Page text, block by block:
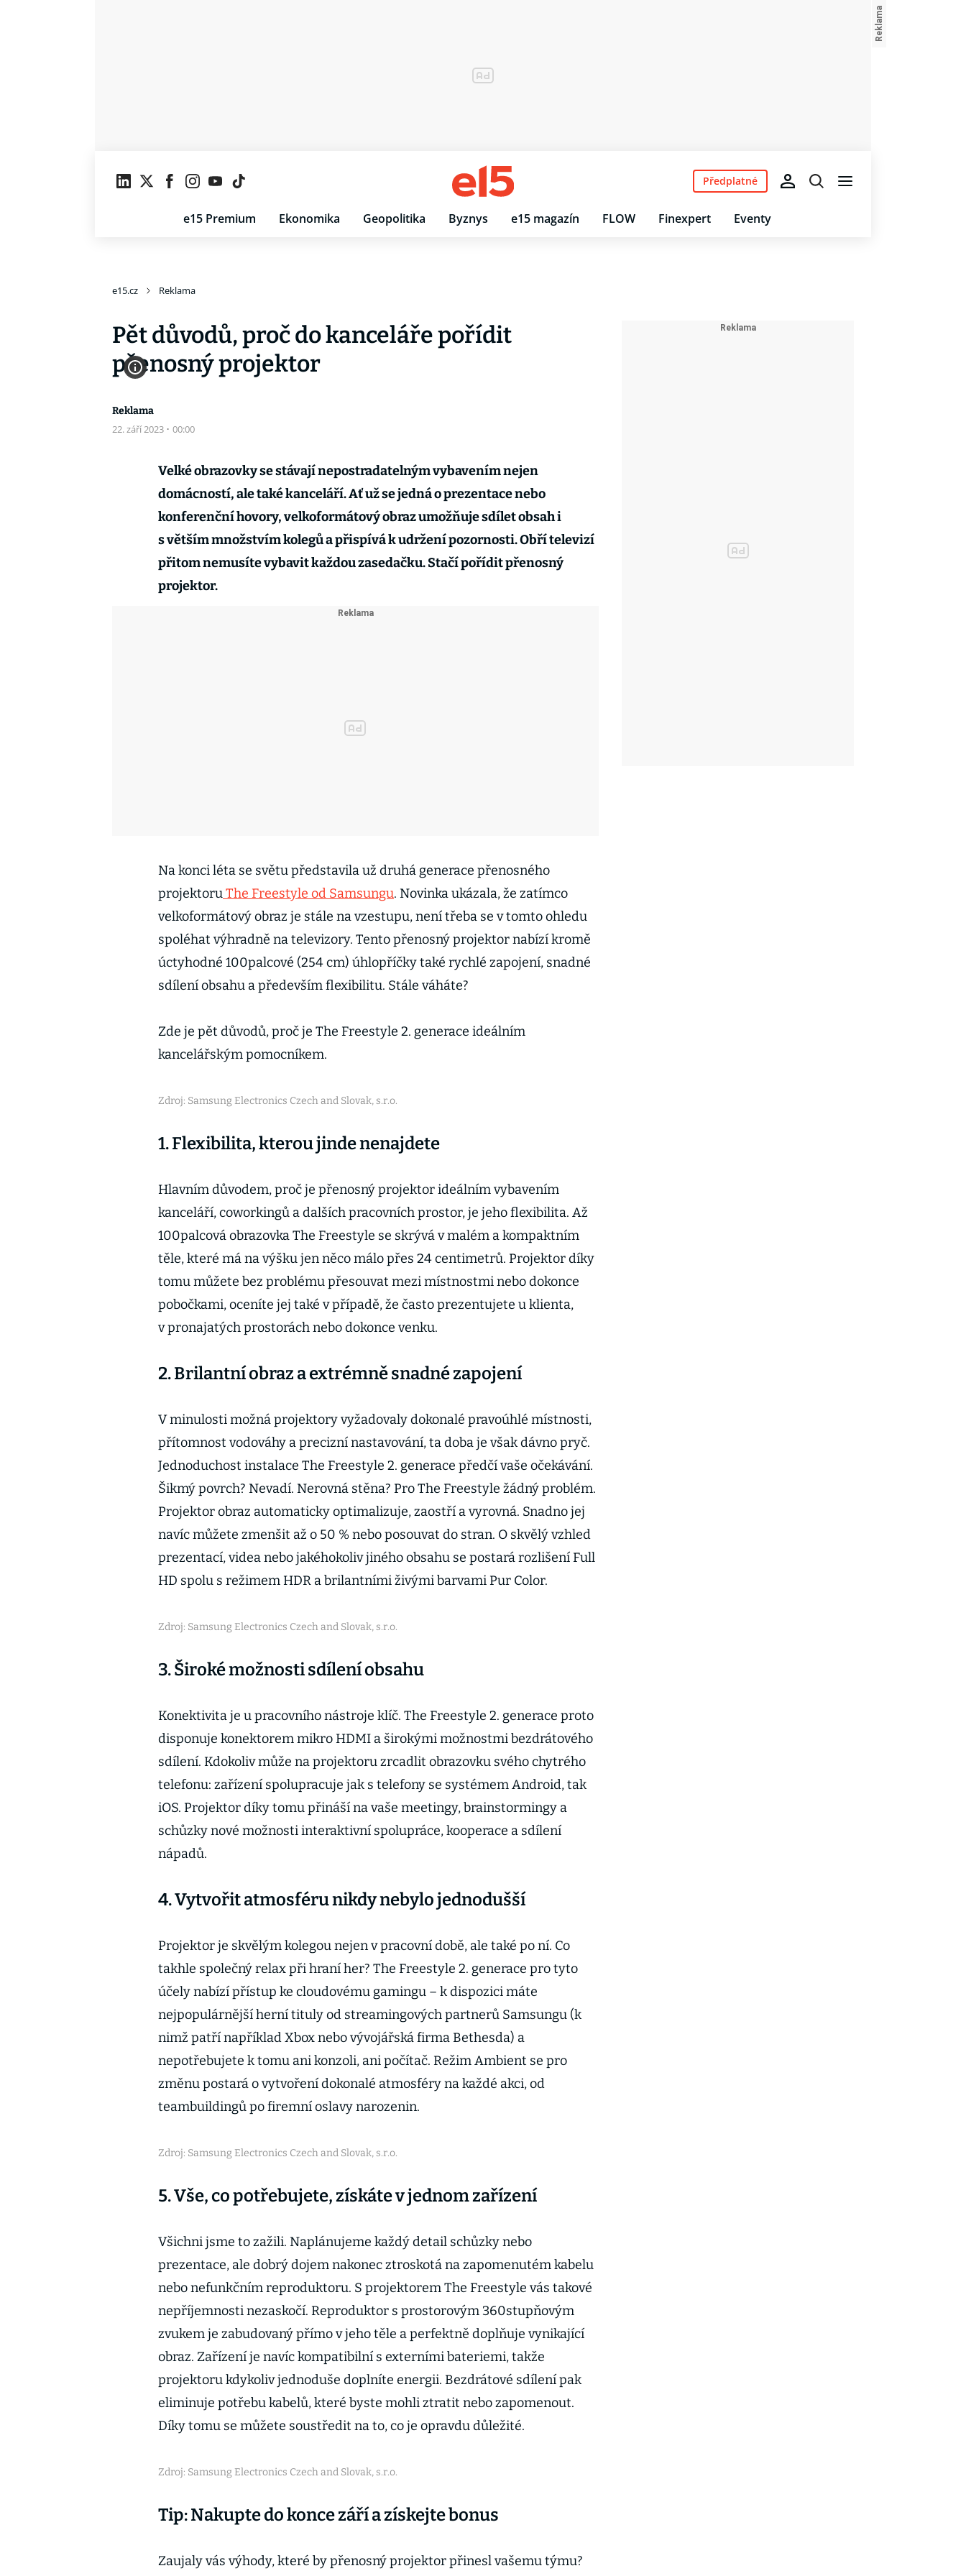
e15 Premium Ekonomika Geopolitika Byznys e15 magazín FLOW Finexpert Eventy
Předplatné
e15.cz Reklama
Pět důvodů, proč do kanceláře pořídit
přenosný projektor
Reklama
22. září 2023 · 00:00
Velké obrazovky se stávají nepostradatelným vybavením nejen
domácností, ale také kanceláří. Ať už se jedná o prezentace nebo
konferenční hovory, velkoformátový obraz umožňuje sdílet obsah i
s větším množstvím kolegů a přispívá k udržení pozornosti. Obří televizí
přitom nemusíte vybavit každou zasedačku. Stačí pořídit přenosný
projektor.
Na konci léta se světu představila už druhá generace přenosného
projektoruThe Freestyle od Samsungu. Novinka ukázala, že zatímco
velkoformátový obraz je stále na vzestupu, není třeba se v tomto ohledu
spoléhat výhradně na televizory. Tento přenosný projektor nabízí kromě
úctyhodné 100palcové (254 cm) úhlopříčky také rychlé zapojení, snadné
sdílení obsahu a především flexibilitu. Stále váháte?
Zde je pět důvodů, proč je The Freestyle 2. generace ideálním
kancelářským pomocníkem.
Zdroj: Samsung Electronics Czech and Slovak, s.r.o.
1. Flexibilita, kterou jinde nenajdete
Hlavním důvodem, proč je přenosný projektor ideálním vybavením
kanceláří, coworkingů a dalších pracovních prostor, je jeho flexibilita. Až
100palcová obrazovka The Freestyle se skrývá v malém a kompaktním
těle, které má na výšku jen něco málo přes 24 centimetrů. Projektor díky
tomu můžete bez problému přesouvat mezi místnostmi nebo dokonce
pobočkami, oceníte jej také v případě, že často prezentujete u klienta,
v pronajatých prostorách nebo dokonce venku.
2. Brilantní obraz a extrémně snadné zapojení
V minulosti možná projektory vyžadovaly dokonalé pravoúhlé místnosti,
přítomnost vodováhy a precizní nastavování, ta doba je však dávno pryč.
Jednoduchost instalace The Freestyle 2. generace předčí vaše očekávání.
Šikmý povrch? Nevadí. Nerovná stěna? Pro The Freestyle žádný problém.
Projektor obraz automaticky optimalizuje, zaostří a vyrovná. Snadno jej
navíc můžete zmenšit až o 50 % nebo posouvat do stran. O skvělý vzhled
prezentací, videa nebo jakéhokoliv jiného obsahu se postará rozlišení Full
HD spolu s režimem HDR a brilantními živými barvami Pur Color.
Zdroj: Samsung Electronics Czech and Slovak, s.r.o.
3. Široké možnosti sdílení obsahu
Konektivita je u pracovního nástroje klíč. The Freestyle 2. generace proto
disponuje konektorem mikro HDMI a širokými možnostmi bezdrátového
sdílení. Kdokoliv může na projektoru zrcadlit obrazovku svého chytrého
telefonu: zařízení spolupracuje jak s telefony se systémem Android, tak
iOS. Projektor díky tomu přináší na vaše meetingy, brainstormingy a
schůzky nové možnosti interaktivní spolupráce, kooperace a sdílení
nápadů.
4. Vytvořit atmosféru nikdy nebylo jednodušší
Projektor je skvělým kolegou nejen v pracovní době, ale také po ní. Co
takhle společný relax při hraní her? The Freestyle 2. generace pro tyto
účely nabízí přístup ke cloudovému gamingu – k dispozici máte
nejpopulárnější herní tituly od streamingových partnerů Samsungu (k
nimž patří například Xbox nebo vývojářská firma Bethesda) a
nepotřebujete k tomu ani konzoli, ani počítač. Režim Ambient se pro
změnu postará o vytvoření dokonalé atmosféry na každé akci, od
teambuildingů po firemní oslavy narozenin.
Zdroj: Samsung Electronics Czech and Slovak, s.r.o.
5. Vše, co potřebujete, získáte v jednom zařízení
Všichni jsme to zažili. Naplánujeme každý detail schůzky nebo
prezentace, ale dobrý dojem nakonec ztroskotá na zapomenutém kabelu
nebo nefunkčním reproduktoru. S projektorem The Freestyle vás takové
nepříjemnosti nezaskočí. Reproduktor s prostorovým 360stupňovým
zvukem je zabudovaný přímo v jeho těle a perfektně doplňuje vynikající
obraz. Zařízení je navíc kompatibilní s externími bateriemi, takže
projektoru kdykoliv jednoduše doplníte energii. Bezdrátové sdílení pak
eliminuje potřebu kabelů, které byste mohli ztratit nebo zapomenout.
Díky tomu se můžete soustředit na to, co je opravdu důležité.
Zdroj: Samsung Electronics Czech and Slovak, s.r.o.
Tip: Nakupte do konce září a získejte bonus
Zaujaly vás výhody, které by přenosný projektor přinesl vašemu týmu?